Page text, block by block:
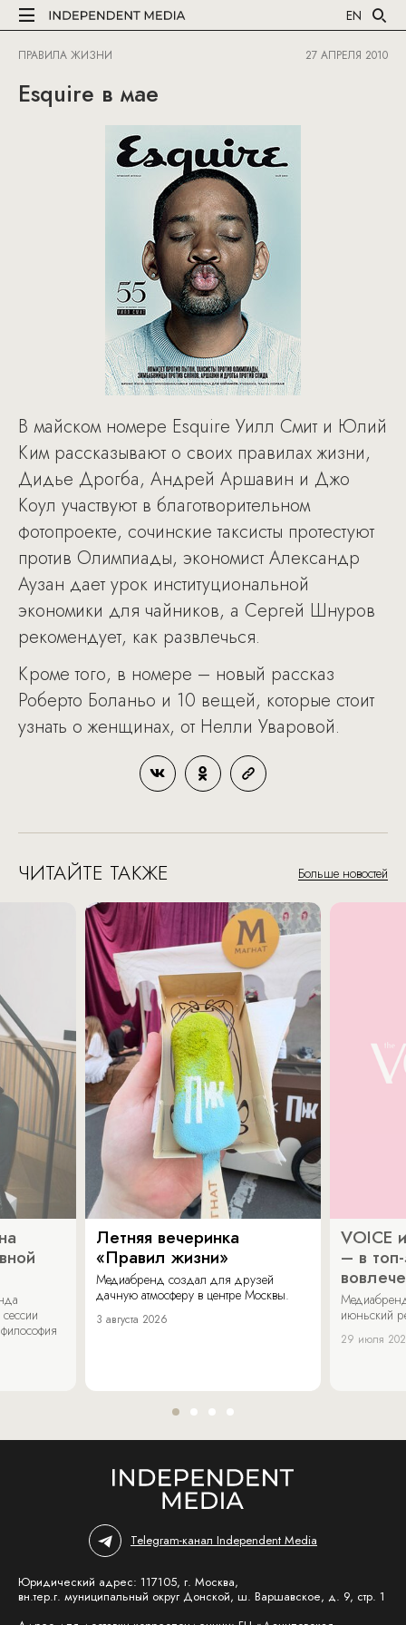
EN
ПРАВИЛА ЖИЗНИ 27 АПРЕЛЯ 2010
Esquire в мае
В майском номере Esquire Уилл Смит и Юлий
Ким рассказывают о своих правилах жизни,
Дидье Дрогба, Андрей Аршавин и Джо
Коул участвуют в благотворительном
фотопроекте, сочинские таксисты протестуют
против Олимпиады, экономист Александр
Аузан дает урок институциональной
экономики для чайников, а Сергей Шнуров
рекомендует, как развлечься.
Кроме того, в номере – новый рассказ
Роберто Боланьо и 10 вещей, которые стоит
узнать о женщинах, от Нелли Уваровой.
ЧИТАЙТЕ ТАКЖЕ Больше новостей
Летняя вечеринка
«Правил жизни»
Медиабренд создал для друзей
дачную атмосферу в центре Москвы.
3 августа 2026
VOICE
– в
июньский
29 июля
Telegram-канал Independent Media
Юридический адрес: 117105, г. Москва,
вн.тер.г. муниципальный округ Донской, ш. Варшавское, д. 9, стр. 1